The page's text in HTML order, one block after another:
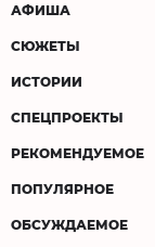
АФИША
СЮЖЕТЫ
ИСТОРИИ
СПЕЦПРОЕКТЫ
РЕКОМЕНДУЕМОЕ
ПОПУЛЯРНОЕ
ОБСУЖДАЕМОЕ